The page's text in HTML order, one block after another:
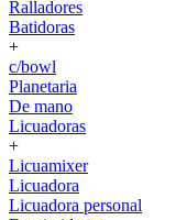
Ralladores
Batidoras
+
c/bowl
Planetaria
De mano
Licuadoras
+
Licuamixer
Licuadora
Licuadora personal